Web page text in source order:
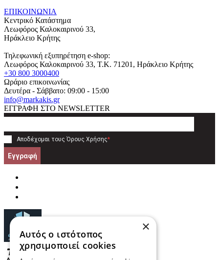
ΕΠΙΚΟΙΝΩΝΙΑ
Κεντρικό Κατάστημα
Λεωφόρος Καλοκαιρινού 33,
Ηράκλειο Κρήτης
Τηλεφωνική εξυπηρέτηση e-shop:
Λεωφόρος Καλοκαιρινού 33, T.K. 71201, Ηράκλειο Κρήτης
+30 800 3000400
Ωράριο επικοινωνίας
Δευτέρα - Σάββατο: 09:00 - 15:00
info@markakis.gr
ΕΓΓΡΑΦΗ ΣΤΟ NEWSLETTER
Αποδέχομαι τους Όρους Χρήσης*
Εγγραφή
×
Αυτός ο ιστότοπος
χρησιμοποιεί cookies